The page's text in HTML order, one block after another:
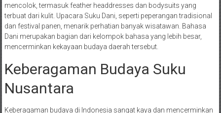
mencolok, termasuk feather headdresses dan bodysuits yang
terbuat dari kulit. Upacara Suku Dani, seperti peperangan tradisional
dan festival panen, menarik perhatian banyak wisatawan. Bahasa
Dani merupakan bagian dari kelompok bahasa yang lebih besar,
mencerminkan kekayaan budaya daerah tersebut.
Keberagaman Budaya Suku
Nusantara
Keberagaman budaya di Indonesia sangat kaya dan mencerminkan